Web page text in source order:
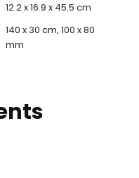
12.2 x 16.9 x 45.5 cm
140 x 30 cm, 100 x 80
mm